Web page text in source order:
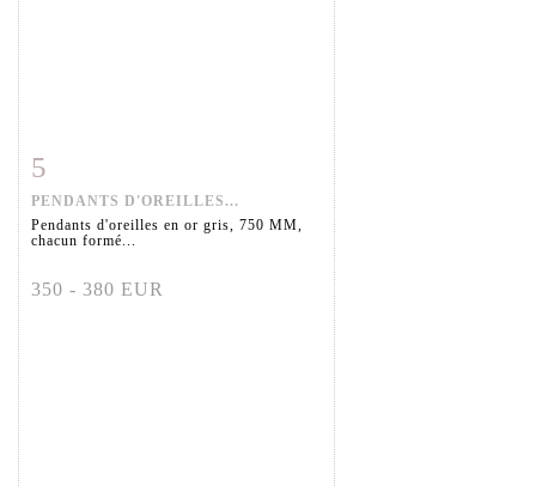
5
PENDANTS D'OREILLES...
Pendants d'oreilles en or gris, 750 MM,
chacun formé...
350 - 380 EUR